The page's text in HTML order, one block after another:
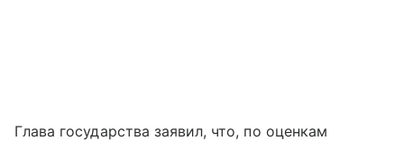
Глава государства заявил, что, по оценкам